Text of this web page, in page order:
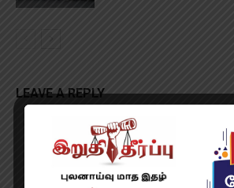
LEAVE A REPLY